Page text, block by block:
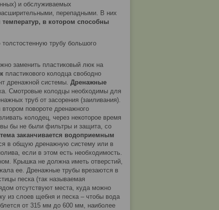
и обслуживаемых
перепадными. В них
температур, в котором способны
трубу большого
заменить пластиковый люк на
пластикового колодца свободно
дренажной системы. Дренажные
Смотровые колодцы необходимы для
труб от засорения (заиливания).
повороте дренажного
колодец, через некоторое время
бы не были фильтры и защита, со
заканчивается водоприемным
в общую дренажную систему или в
если в этом есть необходимость.
Крышка не должна иметь отверстий,
ее. Дренажные трубы врезаются в
песка (так называемая
отсутствуют места, куда можно
из слоев щебня и песка – чтобы вода
от 315 мм до 600 мм, наиболее